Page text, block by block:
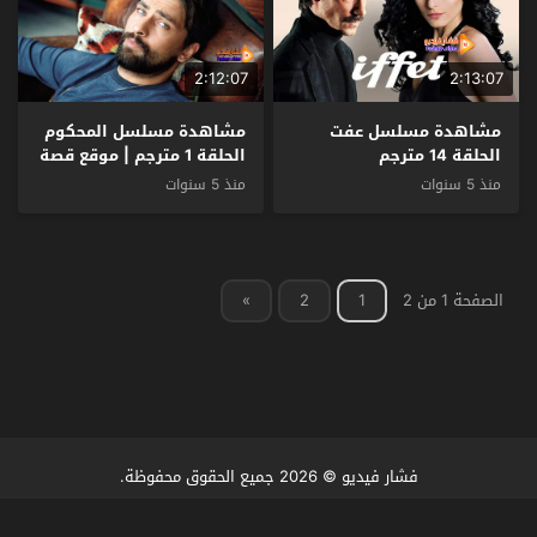
2:13:07
مشاهدة مسلسل عفت
الحلقة 14 مترجم
منذ 5 سنوات
2:12:07
مشاهدة مسلسل المحكوم
الحلقة 1 مترجم | موقع قصة
عشق
منذ 5 سنوات
الصفحة 1 من 2 1
2
»
فشار فيديو © 2026 جميع الحقوق محفوظة.